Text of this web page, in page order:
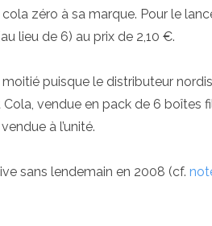
cola zéro à sa marque. Pour le
lieu de 6) au prix de 2,10 €.
puisque le distributeur
vendue en pack de 6 boîtes
à l’unité.
sans lendemain en 2008 (cf.